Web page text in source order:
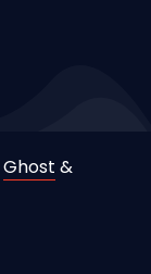
Ghost &